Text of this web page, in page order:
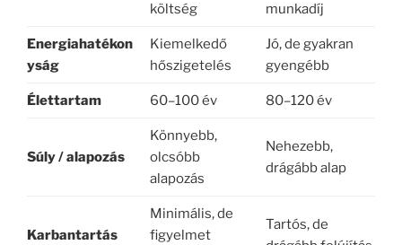
költség
munkadíj
Energiahatékon
yság
Kiemelkedő
hőszigetelés
Jó, de gyakran
gyengébb
Élettartam 60–100 év 80–120 év
Súly / alapozás
Könnyebb,
olcsóbb
alapozás
Nehezebb,
drágább alap
Karbantartás
Minimális, de
figyelmet
Tartós, de